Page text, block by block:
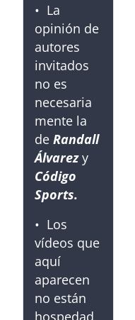
• La
opinión de
autores
invitados
no es
necesaria
mente la
de Randall
Álvarezy
Código
Sports.
• Los
vídeos que
aquí
aparecen
no están
hospedad